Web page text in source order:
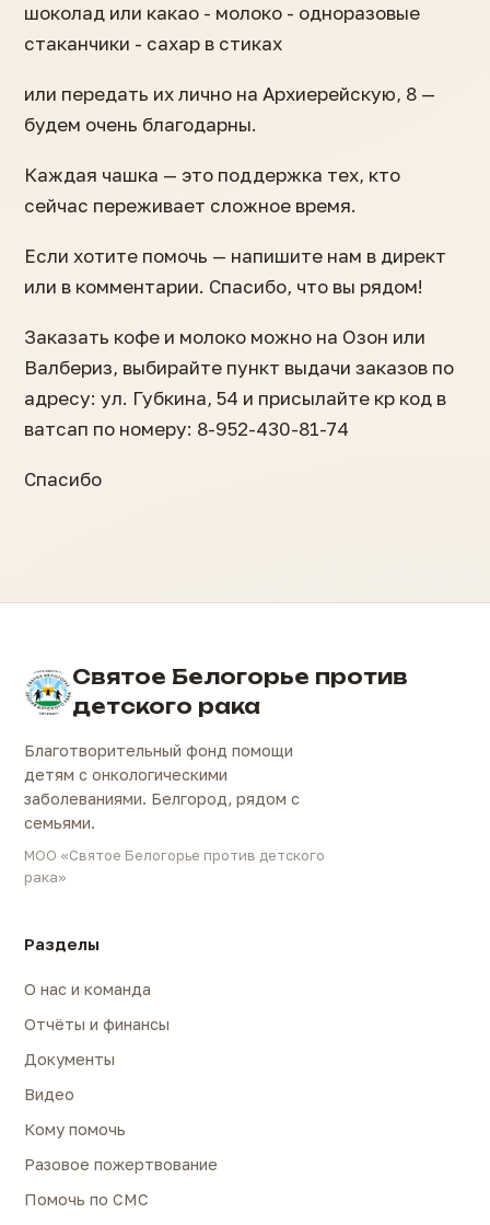
шоколад или какао - молоко - одноразовые
стаканчики - сахар в стиках
или передать их лично на Архиерейскую, 8 —
будем очень благодарны.
Каждая чашка — это поддержка тех, кто
сейчас переживает сложное время.
Если хотите помочь — напишите нам в директ
или в комментарии. Спасибо, что вы рядом!
Заказать кофе и молоко можно на Озон или
Валбериз, выбирайте пункт выдачи заказов по
адресу: ул. Губкина, 54 и присылайте кр код в
ватсап по номеру: 8-952-430-81-74
Спасибо
Святое Белогорье против
детского рака
Благотворительный фонд помощи
детям с онкологическими
заболеваниями. Белгород, рядом с
семьями.
МОО «Святое Белогорье против детского
рака»
Разделы
О нас и команда
Отчёты и финансы
Документы
Видео
Кому помочь
Разовое пожертвование
Помочь по СМС